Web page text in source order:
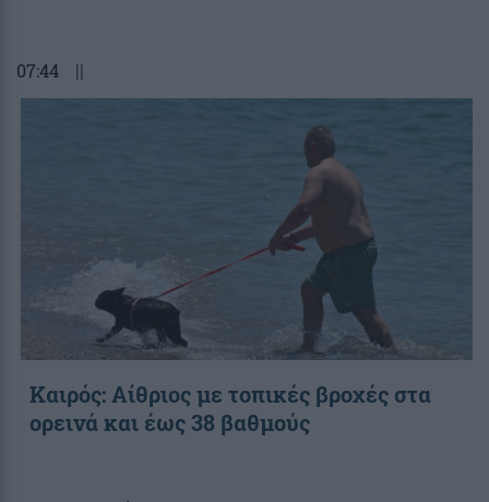
07:44 ||
Καιρός: Αίθριος με τοπικές βροχές στα
ορεινά και έως 38 βαθμούς